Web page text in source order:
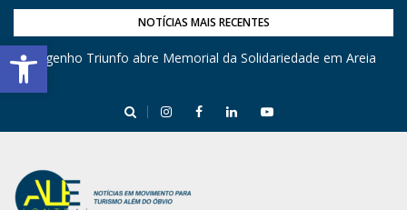
Barra de Ferramentas Aberta
NOTÍCIAS MAIS RECENTES
Engenho Triunfo abre Memorial da Solidariedade em Areia